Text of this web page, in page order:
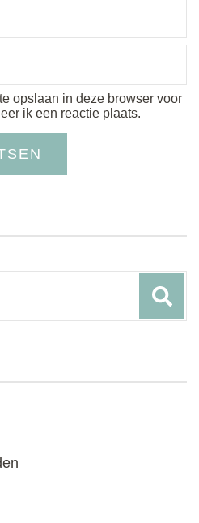
opslaan in deze browser voor
ik een reactie plaats.